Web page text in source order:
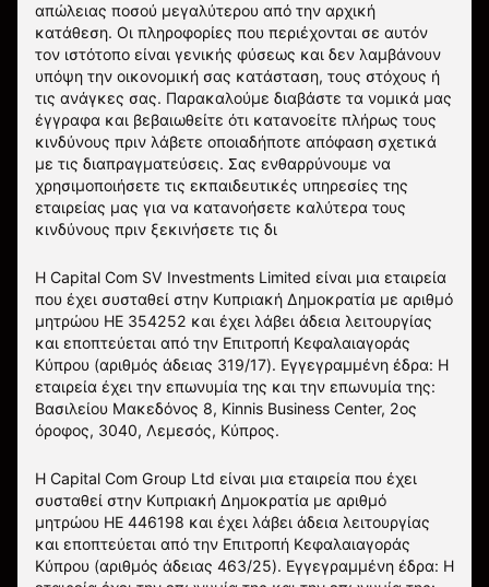
απώλειας ποσού μεγαλύτερου από την αρχική
κατάθεση. Οι πληροφορίες που περιέχονται σε αυτόν
τον ιστότοπο είναι γενικής φύσεως και δεν λαμβάνουν
υπόψη την οικονομική σας κατάσταση, τους στόχους ή
τις ανάγκες σας. Παρακαλούμε διαβάστε τα νομικά μας
έγγραφα και βεβαιωθείτε ότι κατανοείτε πλήρως τους
κινδύνους πριν λάβετε οποιαδήποτε απόφαση σχετικά
με τις διαπραγματεύσεις. Σας ενθαρρύνουμε να
χρησιμοποιήσετε τις εκπαιδευτικές υπηρεσίες της
εταιρείας μας για να κατανοήσετε καλύτερα τους
κινδύνους πριν ξεκινήσετε τις δι
Η Capital Com SV Investments Limited είναι μια εταιρεία
που έχει συσταθεί στην Κυπριακή Δημοκρατία με αριθμό
μητρώου HE 354252 και έχει λάβει άδεια λειτουργίας
και εποπτεύεται από την Επιτροπή Κεφαλαιαγοράς
Κύπρου (αριθμός άδειας 319/17). Εγγεγραμμένη έδρα: Η
εταιρεία έχει την επωνυμία της και την επωνυμία της:
Βασιλείου Μακεδόνος 8, Kinnis Business Center, 2ος
όροφος, 3040, Λεμεσός, Κύπρος.
Η Capital Com Group Ltd είναι μια εταιρεία που έχει
συσταθεί στην Κυπριακή Δημοκρατία με αριθμό
μητρώου ΗΕ 446198 και έχει λάβει άδεια λειτουργίας
και εποπτεύεται από την Επιτροπή Κεφαλαιαγοράς
Κύπρου (αριθμός άδειας 463/25). Εγγεγραμμένη έδρα: Η